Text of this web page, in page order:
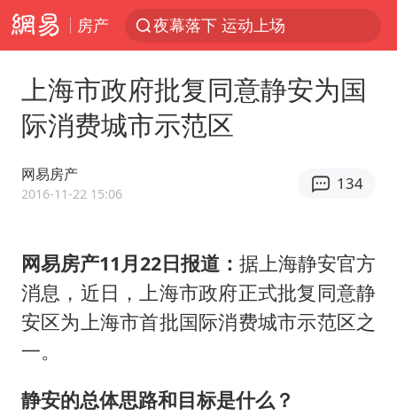
房产
夜幕落下 运动上场
Meta被判支付5.67亿美元
47岁妈妈突然产女 26岁女儿：很震惊
日本广岛民众举行游行反对政府行径
21楼高空抛物嫌疑人被拘留
实探山东最热的“中国蔬菜之乡”
台风白海豚最新路径研判来了
上海市政府批复同意静安为国
际消费城市示范区
网易房产
2016-11-22 15:06
134
网易房产11月22日报道：据上海静安官方
消息，近日，上海市政府正式批复同意静
安区为上海市首批国际消费城市示范区之
一。
静安的总体思路和目标是什么？